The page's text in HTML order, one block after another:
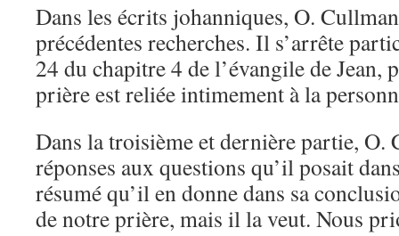
Dans les écrits johanniques, O.
précédentes recherches. Il s’arrête
24 du chapitre 4 de l’évangile de Jean,
prière est reliée intimement à la
Dans la troisième et dernière partie, O.
réponses aux questions qu’il posait
résumé qu’il en donne dans sa
de notre prière, mais il la veut. Nous